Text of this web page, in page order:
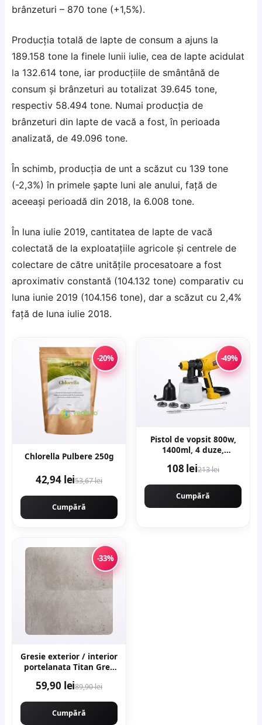
brânzeturi – 870 tone (+1,5%).
Producţia totală de lapte de consum a ajuns la
189.158 tone la finele lunii iulie, cea de lapte acidulat
la 132.614 tone, iar producţiile de smântână de
consum şi brânzeturi au totalizat 39.645 tone,
respectiv 58.494 tone. Numai producţia de
brânzeturi din lapte de vacă a fost, în perioada
analizată, de 49.096 tone.
În schimb, producţia de unt a scăzut cu 139 tone
(-2,3%) în primele şapte luni ale anului, faţă de
aceeaşi perioadă din 2018, la 6.008 tone.
În luna iulie 2019, cantitatea de lapte de vacă
colectată de la exploataţiile agricole şi centrele de
colectare de către unităţile procesatoare a fost
aproximativ constantă (104.132 tone) comparativ cu
luna iunie 2019 (104.156 tone), dar a scăzut cu 2,4%
faţă de luna iulie 2018.
-20%
Chlorella Pulbere 250g
42,94 lei53,67 lei
Cumpără
-49%
Pistol de vopsit 800w,
1400ml, 4 duze,
putere variabila
108 lei213 lei
Cumpără
-33%
Gresie exterior / interior
portelanata Titan Grey
rectificata aspect
59,90 lei89,90 lei
Cumpără